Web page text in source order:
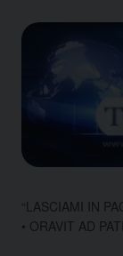
“LASCIAMI IN
• ORAVIT AD